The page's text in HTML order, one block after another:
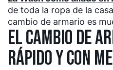
de toda la ropa de la
cambio de armario es
EL CAMBIO DE
RÁPIDO Y CON